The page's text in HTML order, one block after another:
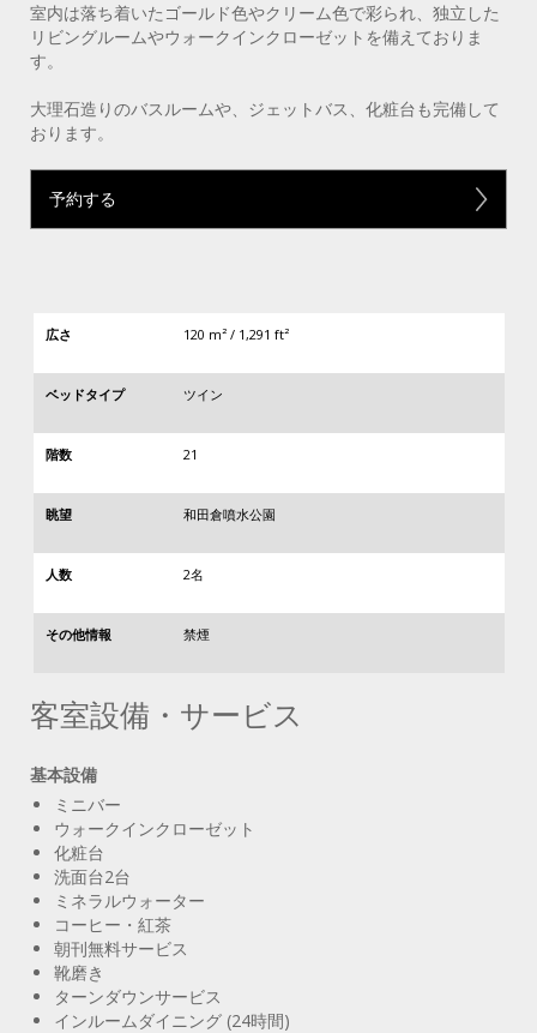
室内は落ち着いたゴールド色やクリーム色で彩られ、独立した
リビングルームやウォークインクローゼットを備えておりま
す。
大理石造りのバスルームや、ジェットバス、化粧台も完備して
おります。
予約する
広さ 120 m² / 1,291 ft²
ベッドタイプ ツイン
階数 21
眺望 和田倉噴水公園
人数 2名
その他情報 禁煙
客室設備・サービス
基本設備
ミニバー
ウォークインクローゼット
化粧台
洗面台2台
ミネラルウォーター
コーヒー・紅茶
朝刊無料サービス
靴磨き
ターンダウンサービス
インルームダイニング (24時間)